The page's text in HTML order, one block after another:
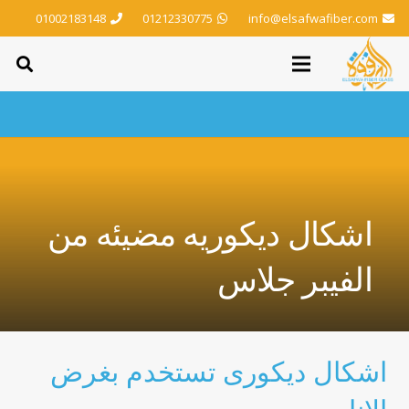
info@elsafwafiber.com
01212330775
01002183148
اشكال ديكوريه مضيئه من
الفيبر جلاس
اشكال ديكورى تستخدم بغرض